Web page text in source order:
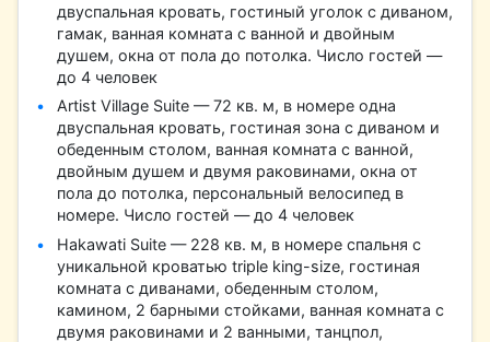
двуспальная кровать, гостиный уголок с диваном,
гамак, ванная комната с ванной и двойным
душем, окна от пола до потолка. Число гостей —
до 4 человек
Artist Village Suite — 72 кв. м, в номере одна
двуспальная кровать, гостиная зона с диваном и
обеденным столом, ванная комната с ванной,
двойным душем и двумя раковинами, окна от
пола до потолка, персональный велосипед в
номере. Число гостей — до 4 человек
Hakawati Suite — 228 кв. м, в номере спальня с
уникальной кроватью triple king-size, гостиная
комната с диванами, обеденным столом,
камином, 2 барными стойками, ванная комната с
двумя раковинами и 2 ванными, танцпол,